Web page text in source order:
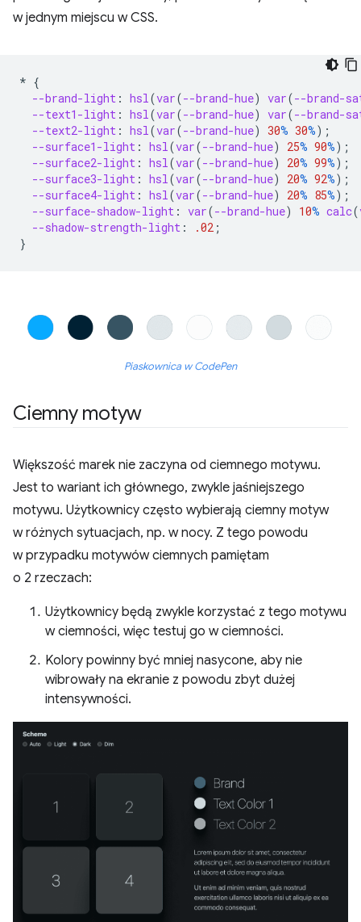
w jednym miejscu w CSS.
* {
--brand-light : hsl (var(--brand-hue) var(--brand-
--text1-light : hsl (var(--brand-hue) var(--brand-
--text2-light : hsl (var(--brand-hue) 30% 30%);
--surface1-light : hsl (var(--brand-hue) 25% 90%);
--surface2-light : hsl (var(--brand-hue) 20% 99%);
--surface3-light : hsl (var(--brand-hue) 20% 92%);
--surface4-light : hsl (var(--brand-hue) 20% 85%);
--surface-shadow-light : var(--brand-hue) 10% calc(
--shadow-strength-light : .02 ;
}
Piaskownica w CodePen
Ciemny motyw
Większość marek nie zaczyna od ciemnego motywu.
Jest to wariant ich głównego, zwykle jaśniejszego
motywu. Użytkownicy często wybierają ciemny motyw
w różnych sytuacjach, np. w nocy. Z tego powodu
w przypadku motywów ciemnych pamiętam
o 2 rzeczach:
Użytkownicy będą zwykle korzystać z tego motywu
w ciemności, więc testuj go w ciemności.
Kolory powinny być mniej nasycone, aby nie
wibrowały na ekranie z powodu zbyt dużej
intensywności.